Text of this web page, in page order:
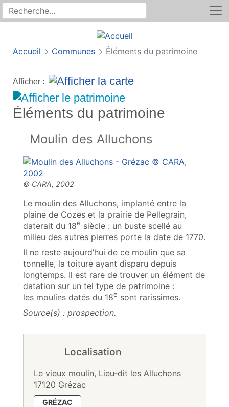
Recherche sur le site
Rechercher
Accueil Communes Éléments du patrimoine
Afficher :
Éléments du patrimoine
Moulin des Alluchons
Le moulin des Alluchons, implanté entre la
plaine de Cozes et la prairie de Pellegrain,
daterait du 18e siècle : un buste scellé au
milieu des autres pierres porte la date de 1770.
Il ne reste aujourd’hui de ce moulin que sa
tonnelle, la toiture ayant disparu depuis
longtemps. Il est rare de trouver un élément de
datation sur un tel type de patrimoine :
les moulins datés du 18e sont rarissimes.
Source(s) : prospection.
Localisation
Le vieux moulin, Lieu‑dit les Alluchons
17120 Grézac
GRÉZAC